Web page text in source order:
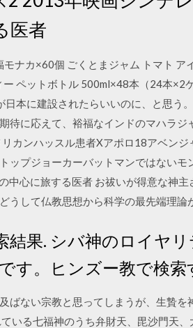
医者
ナカ×60個 ごくとまジャム トマト
ペットボトル 500ml×48本（24本×2
本に建設されたらいいのに、と思う
待に応えて、裕福なインドのマハラジ
カンハッスル患者Xアポロ18アベン
ップジョーカーバットマンではない
心に旅する医者 お祓いが得意な神主
うして仏教思想から科学の最先端理
結果. シバ神のロイヤ
す。ヒンズー教で検
ばない宗教と思ってしまうが、生贄
いる七福神のうち弁財天、毘沙門天